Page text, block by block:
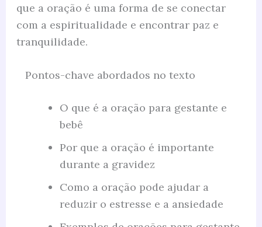
que a oração é uma forma de se conectar
com a espiritualidade e encontrar paz e
tranquilidade.
Pontos-chave abordados no texto
O que é a oração para gestante e
bebê
Por que a oração é importante
durante a gravidez
Como a oração pode ajudar a
reduzir o estresse e a ansiedade